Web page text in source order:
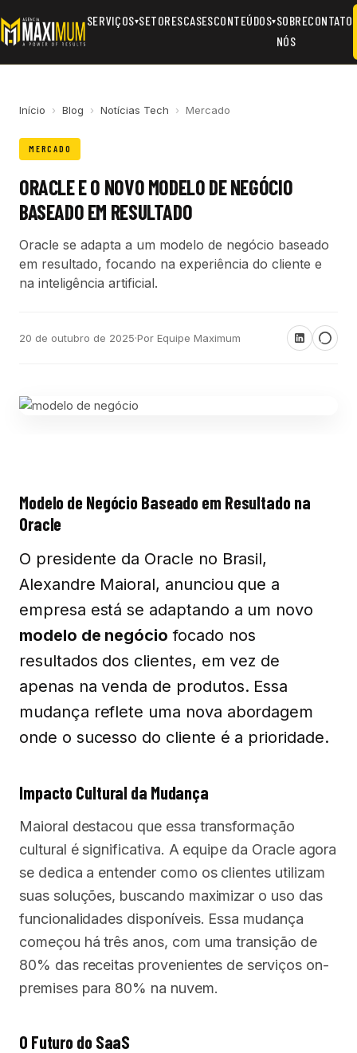
SERVIÇOS▾SETORESCASESCONTEÚDOS▾SOBRE
NÓS
CONTATO
Início › Blog › Notícias Tech › Mercado
MERCADO
ORACLE E O NOVO MODELO DE NEGÓCIO
BASEADO EM RESULTADO
Oracle se adapta a um modelo de negócio baseado
em resultado, focando na experiência do cliente e
na inteligência artificial.
20 de outubro de 2025·Por Equipe Maximum
Modelo de Negócio Baseado em Resultado na
Oracle
O presidente da Oracle no Brasil,
Alexandre Maioral, anunciou que a
empresa está se adaptando a um novo
modelo de negócio focado nos
resultados dos clientes, em vez de
apenas na venda de produtos. Essa
mudança reflete uma nova abordagem
onde o sucesso do cliente é a prioridade.
Impacto Cultural da Mudança
Maioral destacou que essa transformação
cultural é significativa. A equipe da Oracle agora
se dedica a entender como os clientes utilizam
suas soluções, buscando maximizar o uso das
funcionalidades disponíveis. Essa mudança
começou há três anos, com uma transição de
80% das receitas provenientes de serviços on-
premises para 80% na nuvem.
O Futuro do SaaS